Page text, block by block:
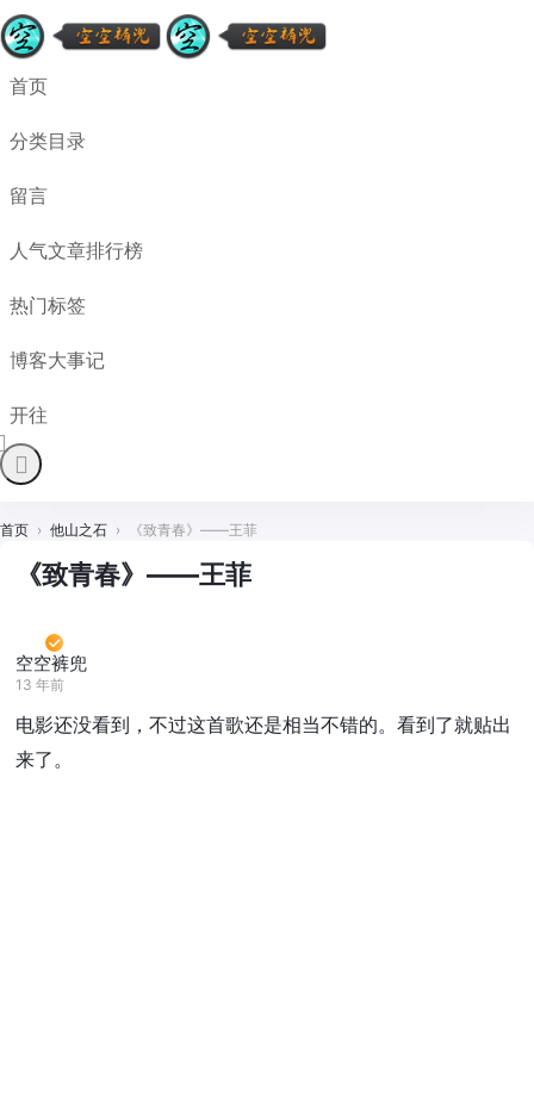
首页
分类目录
留言
人气文章排行榜
热门标签
博客大事记
开往
首页 › 他山之石 › 《致青春》——王菲
《致青春》——王菲
空空裤兜
13 年前
电影还没看到，不过这首歌还是相当不错的。看到了就贴出
来了。